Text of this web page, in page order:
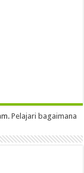
Pelajari bagaimana